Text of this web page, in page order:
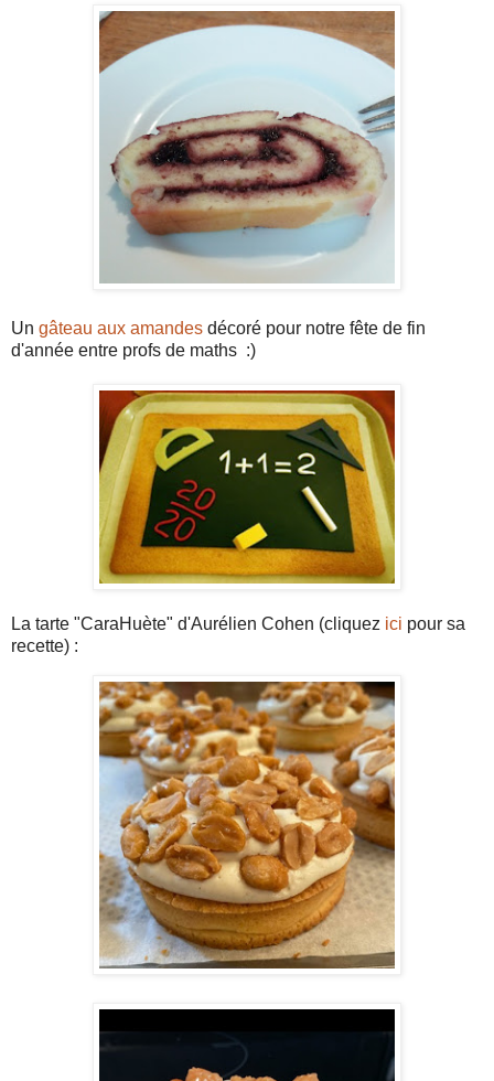
Un gâteau aux amandes décoré pour notre fête de fin
d'année entre profs de maths :)
La tarte "CaraHuète" d'Aurélien Cohen (cliquez ici pour sa
recette) :